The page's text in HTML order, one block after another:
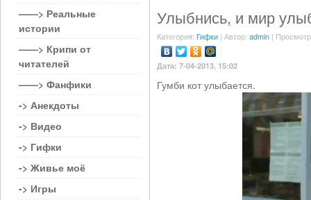
Улыбнись, и мир
Категория: Гифки | Автор: admin |
Дата: 7-04-2013, 15:02
Гумби кот улыбается.
——> Реальные
истории
——> Крипи от
читателей
——> Фанфики
-> Анекдоты
-> Видео
-> Гифки
-> Живье моё
-> Игры